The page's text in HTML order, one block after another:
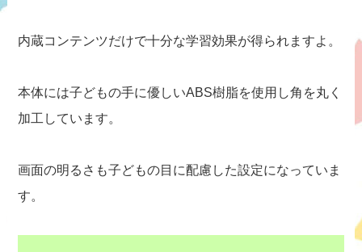
内蔵コンテンツだけで十分な学習効果が得られますよ。
本体には子どもの手に優しいABS樹脂を使用し角を丸く
加工しています。
画面の明るさも子どもの目に配慮した設定になっていま
す。